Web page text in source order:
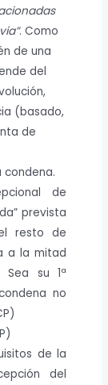
. Como
de una
del
(basado,
de
condena.
de
prevista
resto de
a la mitad
su 1ª
no
de la
del